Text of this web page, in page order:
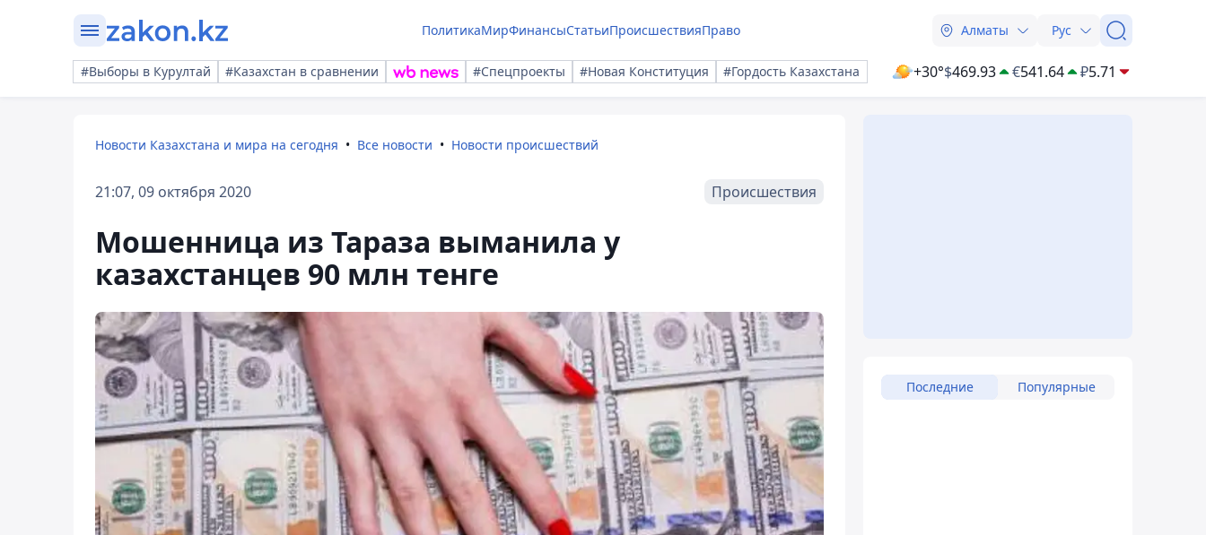
ПолитикаМирФинансыСтатьиПроисшествияПраво Алматы Рус
#Выборы в Курултай #Казахстан в сравнении #Спецпроекты #Новая Конституция #Гордость Казахстана +30°$469.93 €541.64 ₽5.71
Новости Казахстана и мира на сегодня Все новости Новости происшествий
21:07, 09 октября 2020 Происшествия
Мошенница из Тараза выманила у
казахстанцев 90 млн тенге
Последние Популярные